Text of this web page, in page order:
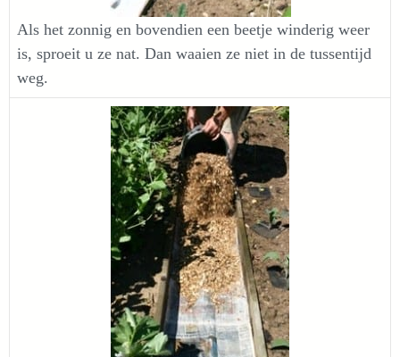
Als het zonnig en bovendien een beetje winderig weer
is, sproeit u ze nat. Dan waaien ze niet in de tussentijd
weg.